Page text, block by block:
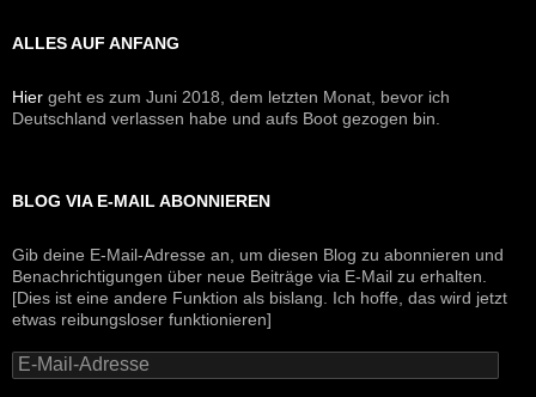
ALLES AUF ANFANG
Hier geht es zum Juni 2018, dem letzten Monat, bevor ich
Deutschland verlassen habe und aufs Boot gezogen bin.
BLOG VIA E-MAIL ABONNIEREN
Gib deine E-Mail-Adresse an, um diesen Blog zu abonnieren und
Benachrichtigungen über neue Beiträge via E-Mail zu erhalten.
[Dies ist eine andere Funktion als bislang. Ich hoffe, das wird jetzt
etwas reibungsloser funktionieren]
E-
Mail-